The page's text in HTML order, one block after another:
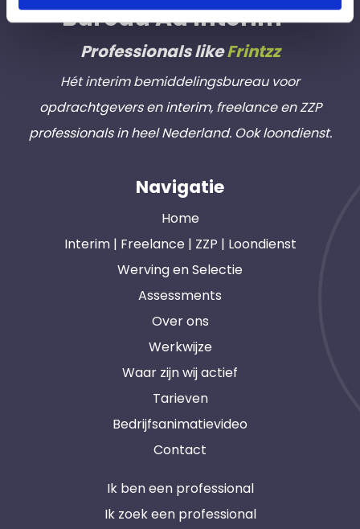
Bureau Ad Interim ®
Professionals likeFrintzz
Hét interim bemiddelingsbureau voor
opdrachtgevers en interim, freelance en ZZP
professionals in heel Nederland. Ook loondienst.
Navigatie
Home
Interim | Freelance | ZZP | Loondienst
Werving en Selectie
Assessments
Over ons
Werkwijze
Waar zijn wij actief
Tarieven
Bedrijfsanimatievideo
Contact
Ik ben een professional
Ik zoek een professional